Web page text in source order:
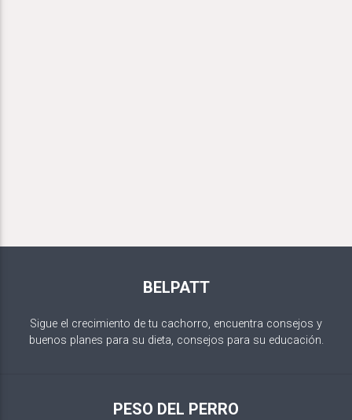
BELPATT
Sigue el crecimiento de tu cachorro, encuentra consejos y
buenos planes para su dieta, consejos para su educación.
PESO DEL PERRO